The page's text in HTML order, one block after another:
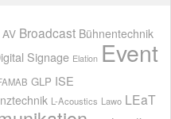
AV Broadcast Bühnentechnik
Signage Elation Event
GLP ISE
L-Acoustics Lawo LEaT